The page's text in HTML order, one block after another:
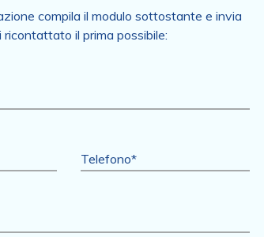
compila il modulo sottostante e invia
ricontattato il prima possibile:
Telefono*